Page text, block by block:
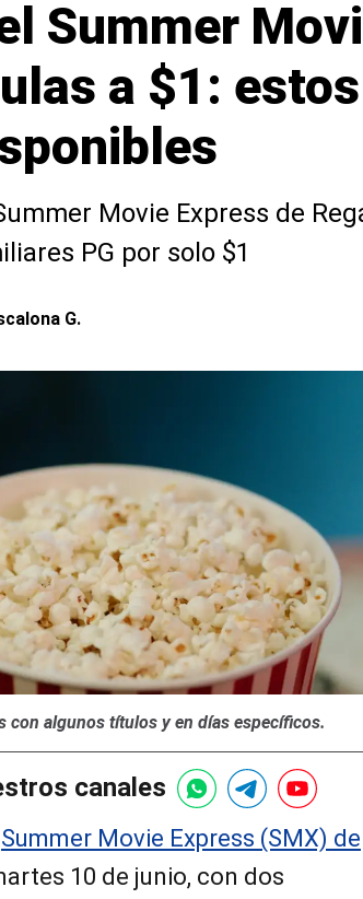
Summer
a $1:
Movie Express de
PG por solo $1
G.
con algunos títulos y en días específicos.
canales
Summer Movie Express (SMX) de
10 de junio, con dos